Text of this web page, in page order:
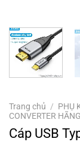
Trang chủ / PHỤ
CONVERTER
Cáp USB